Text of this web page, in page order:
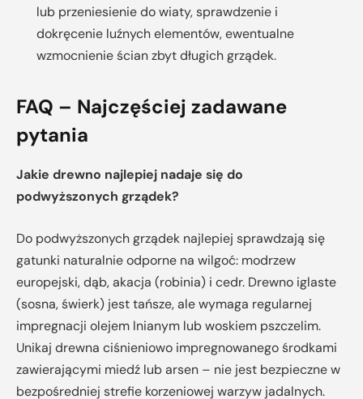
lub przeniesienie do wiaty, sprawdzenie i
dokręcenie luźnych elementów, ewentualne
wzmocnienie ścian zbyt długich grządek.
FAQ – Najczęściej zadawane
pytania
Jakie drewno najlepiej nadaje się do
podwyższonych grządek?
Do podwyższonych grządek najlepiej sprawdzają się
gatunki naturalnie odporne na wilgoć: modrzew
europejski, dąb, akacja (robinia) i cedr. Drewno iglaste
(sosna, świerk) jest tańsze, ale wymaga regularnej
impregnacji olejem lnianym lub woskiem pszczelim.
Unikaj drewna ciśnieniowo impregnowanego środkami
zawierającymi miedź lub arsen – nie jest bezpieczne w
bezpośredniej strefie korzeniowej warzyw jadalnych.